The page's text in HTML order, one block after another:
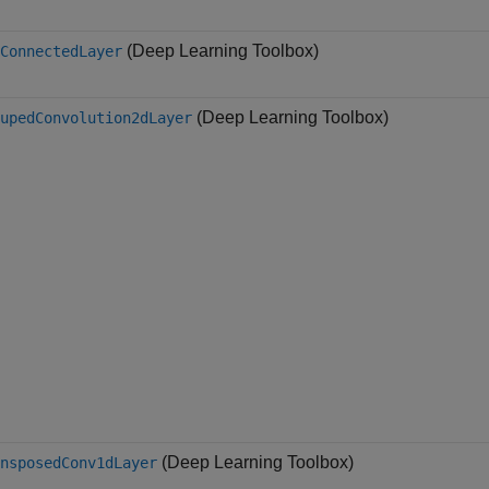
(Deep Learning Toolbox)
(Deep Learning Toolbox)
(Deep Learning Toolbox)